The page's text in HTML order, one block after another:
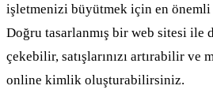
işletmenizi büyütmek için en önemli
Doğru tasarlanmış bir web sitesi ile
çekebilir, satışlarınızı artırabilir ve
online kimlik oluşturabilirsiniz.